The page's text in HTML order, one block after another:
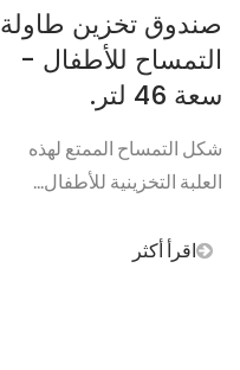
صندوق تخزين طاولة
التمساح للأطفال -
سعة 46 لتر.
شكل التمساح الممتع لهذه
العلبة التخزينية للأطفال...
اقرأ أكثر